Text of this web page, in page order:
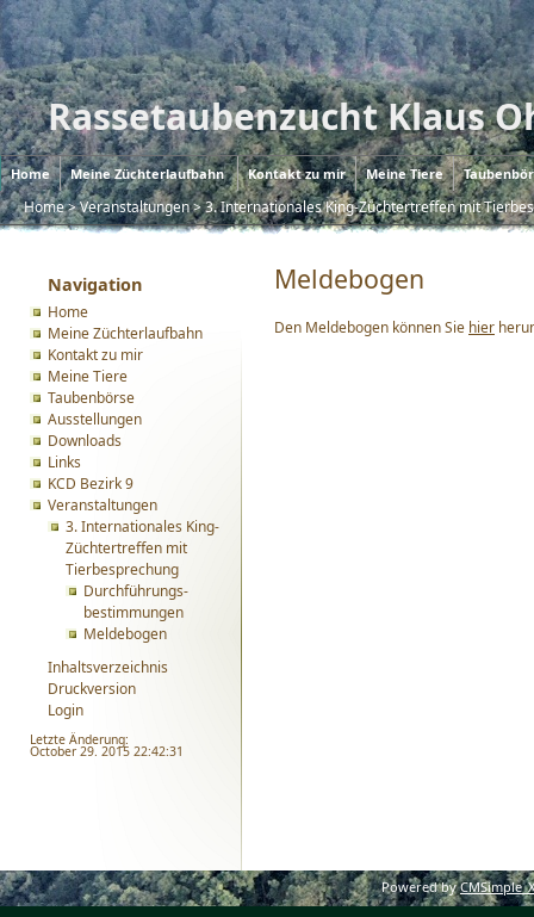
Rassetaubenzucht Klaus
Home Meine Züchterlaufbahn Kontakt zu mir Meine Tiere
Home>Veranstaltungen>3. Internationales King-Züchtertreffen mit
Navigation
Home
Meine Züchterlaufbahn
Kontakt zu mir
Meine Tiere
Taubenbörse
Ausstellungen
Downloads
Links
KCD Bezirk 9
Veranstaltungen
3. Internationales King-
Züchtertreffen mit
Tierbesprechung
Durchführungs-
bestimmungen
Meldebogen
Inhaltsverzeichnis
Druckversion
Login
Letzte Änderung:
October 29. 2015 22:42:31
Meldebogen
Den Meldebogen können Sie hier
Powered by